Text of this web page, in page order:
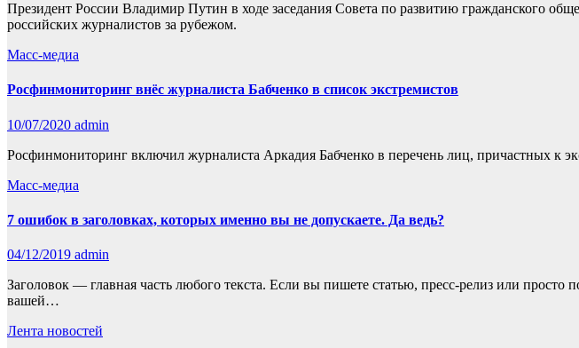
Президент России Владимир Путин в ходе заседания Совета по развитию гражданского
российских журналистов за рубежом.
Масс-медиа
Росфинмониторинг внёс журналиста Бабченко в список экстремистов
10/07/2020 admin
Росфинмониторинг включил журналиста Аркадия Бабченко в перечень лиц, причастных к
Масс-медиа
7 ошибок в заголовках, которых именно вы не допускаете. Да ведь?
04/12/2019 admin
Заголовок — главная часть любого текста. Если вы пишете статью, пресс-релиз или
вашей…
Лента новостей